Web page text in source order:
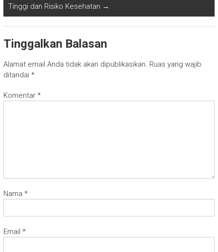
Tinggi dan Risiko Kesehatan →
Tinggalkan Balasan
Alamat email Anda tidak akan dipublikasikan. Ruas yang wajib
ditandai *
Komentar *
Nama *
Email *